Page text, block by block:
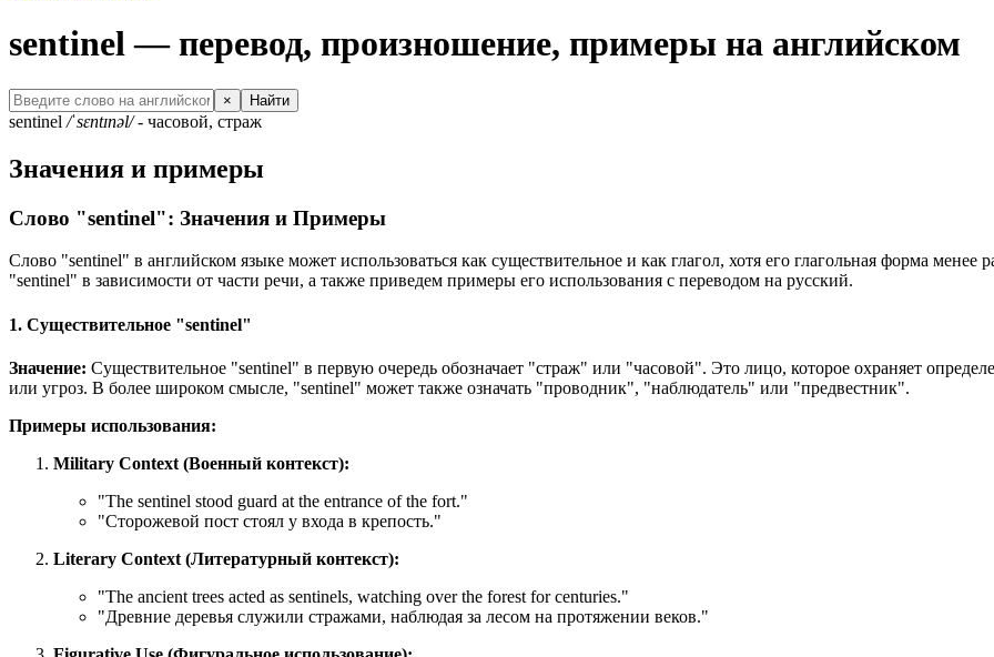
sentinel — перевод, произношение, примеры на английском
× Найти
sentinel /ˈsɛntɪnəl/- часовой, страж
Значения и примеры
Слово "sentinel": Значения и Примеры
Слово "sentinel" в английском языке может использоваться как существительное и как глагол, хотя его глагольная форма менее
"sentinel" в зависимости от части речи, а также приведем примеры его использования с переводом на русский.
1. Существительное "sentinel"
Значение: Существительное "sentinel" в первую очередь обозначает "страж" или "часовой". Это лицо, которое охраняет
или угроз. В более широком смысле, "sentinel" может также означать "проводник", "наблюдатель" или "предвестник".
Примеры использования:
Military Context (Военный контекст):
"The sentinel stood guard at the entrance of the fort."
"Сторожевой пост стоял у входа в крепость."
Literary Context (Литературный контекст):
"The ancient trees acted as sentinels, watching over the forest for centuries."
"Древние деревья служили стражами, наблюдая за лесом на протяжении веков."